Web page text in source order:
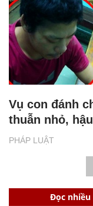
PHÁP LUẬT
Vụ con đánh
thuẫn nhỏ,
Đọc nhiều